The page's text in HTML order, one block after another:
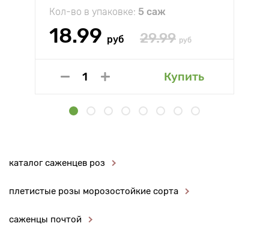
Кол-во в упаковке: 5 саж
18.99 руб 29.99 руб
Купить
каталог саженцев роз
плетистые розы морозостойкие сорта
саженцы почтой